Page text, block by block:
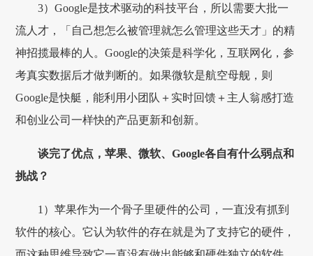
3）Google是技术驱动的科技平台，所以需要大批一
流人才，「自己想怎么被管理就怎么管理这些天才」的精
神招揽最棒的人。Google的决策是科学化，互联网化，参
考真实数据后才做判断的。如果微软是航空母舰，则
Google是快艇，能利用小团队＋实时回馈＋主人翁感打造
和创业公司一样快的产品更新和创新。
谈完了优点，苹果、微软、Google各自有什么弱点和
挑战？
1）苹果作为一个骨子里硬件的公司，一直没有抓到
软件的核心。它认为软件的存在就是为了支持它的硬件，